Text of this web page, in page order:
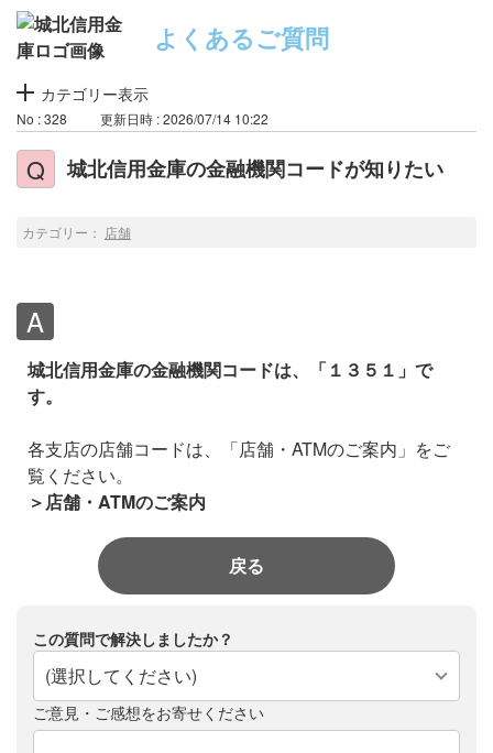
よくあるご質問
カテゴリー表示
No : 328 更新日時 : 2026/07/14 10:22
城北信用金庫の金融機関コードが知りたい
カテゴリー： 店舗
城北信用金庫の金融機関コードは、「１３５１」で
す。
各支店の店舗コードは、「店舗・ATMのご案内」をご
覧ください。
＞店舗・ATMのご案内
戻る
この質問で解決しましたか？
(選択してください)
ご意見・ご感想をお寄せください